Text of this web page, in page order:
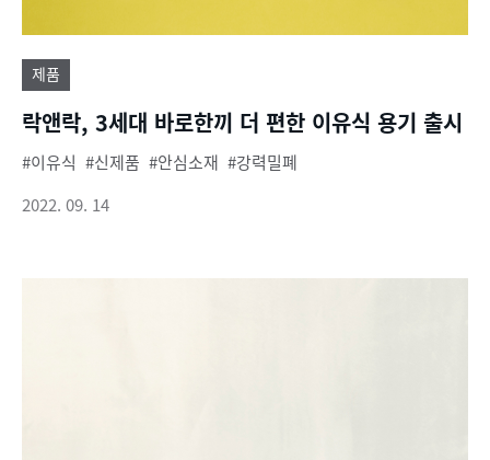
제품
락앤락, 3세대 바로한끼 더 편한 이유식 용기 출시
이유식 신제품 안심소재
강력밀폐
2022. 09. 14